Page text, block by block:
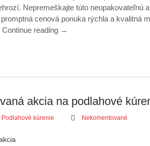
Nepremeškajte túto
cenová ponuka rýchla a kvalitná
Continue reading →
akcia na podlahové
, Podlahové kúrenie Nekomentované